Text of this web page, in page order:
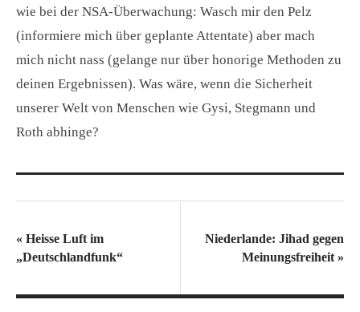
wie bei der NSA-Überwachung: Wasch mir den Pelz
(informiere mich über geplante Attentate) aber mach
mich nicht nass (gelange nur über honorige Methoden zu
deinen Ergebnissen). Was wäre, wenn die Sicherheit
unserer Welt von Menschen wie Gysi, Stegmann und
Roth abhinge?
« Heisse Luft im
„Deutschlandfunk“
Niederlande: Jihad gegen
Meinungsfreiheit»